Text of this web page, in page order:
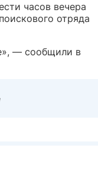
часов вечера
отряда
— сообщили в